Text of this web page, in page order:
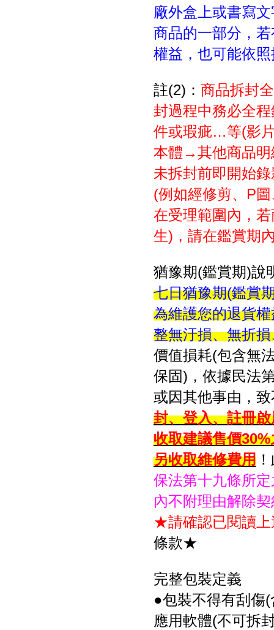
廠外盒上或書寫
商品的一部分，
權益，也可能依
註(2)： 商品拆封
封過程中務必全
件或瑕疵…等(影
本體→其他商品明
未拆封前即開始
(例如經修剪、P
在受理範圍內，
生)，請在鑑賞期
猶豫期(鑑賞期)說
七日猶豫期(鑑賞
為維護您的退貨
整無汙損、無折
價值損耗(包含無
保固)，依據民法
或因其他事由，
封、登入、註冊
收取建議售價
另收取維修費用
保法第十九條所
內不附理由解除
★請確認已閱讀上
條款★
完整包裝定義
●包裝不得有刮傷
應用軟體(不可拆